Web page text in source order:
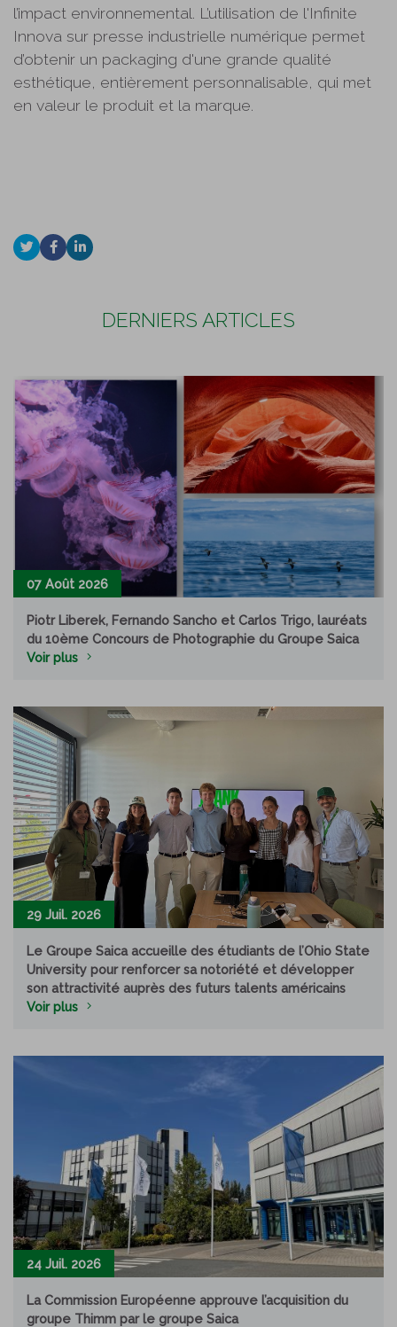
l’impact environnemental. L’utilisation de l'Infinite
Innova sur presse industrielle numérique permet
d’obtenir un packaging d'une grande qualité
esthétique, entièrement personnalisable, qui met
en valeur le produit et la marque.
DERNIERS ARTICLES
07 Août 2026
Piotr Liberek, Fernando Sancho et Carlos Trigo, lauréats
du 10ème Concours de Photographie du Groupe Saica
Voir plus
29 Juil. 2026
Le Groupe Saica accueille des étudiants de l’Ohio State
University pour renforcer sa notoriété et développer
son attractivité auprès des futurs talents américains
Voir plus
24 Juil. 2026
La Commission Européenne approuve l’acquisition du
groupe Thimm par le groupe Saica